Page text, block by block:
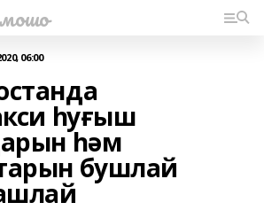
06:00
һуғыш
һәм
бушлай